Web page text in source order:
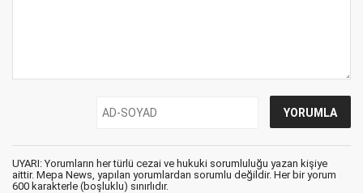
UYARI: Yorumların her türlü cezai ve hukuki sorumluluğu yazan kişiye
aittir. Mepa News, yapılan yorumlardan sorumlu değildir. Her bir yorum
600 karakterle (boşluklu) sınırlıdır.